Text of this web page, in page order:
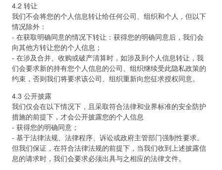
4.2 转让
我们不会将您的个人信息转让给任何公司、组织和个人，但以下
情况除外：
- 在获取明确同意的情况下转让：获得您的明确同意后，我们会
向其他方转让您的个人信息；
- 在涉及合并、收购或破产清算时，如涉及到个人信息转让，我
们会要求新的持有您个人信息的公司、组织继续受此隐私政策的
约束，否则我们将要求该公司、组织重新向您征求授权同意。
4.3 公开披露
我们仅会在以下情况下，且采取符合法律和业界标准的安全防护
措施的前提下，才会公开披露您的个人信息
- 获得您的明确同意；
- 基于法律法规、法律程序、诉讼或政府主管部门强制性要求。
但我们保证，在符合法律法规的前提下，当我们收到上述披露信
息的请求时，我们会要求必须出具与之相应的法律文件。